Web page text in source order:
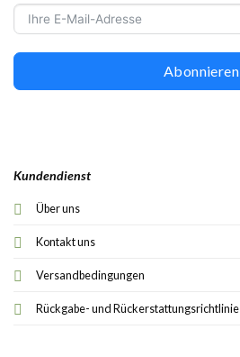
Kundendienst
Über uns
Kontakt uns
Versandbedingungen
Rückgabe- und Rückerstattungsrichtlinie
Abonnieren